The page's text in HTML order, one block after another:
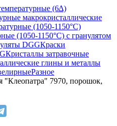
(6∆)
макрокристаллические
(1050-1150°С)
(1050-1150°С) с гранулятом
DGGКраски
Кристаллы затравочные
глины и металлы
Разное
"Клеопатра" 7970, порошок,